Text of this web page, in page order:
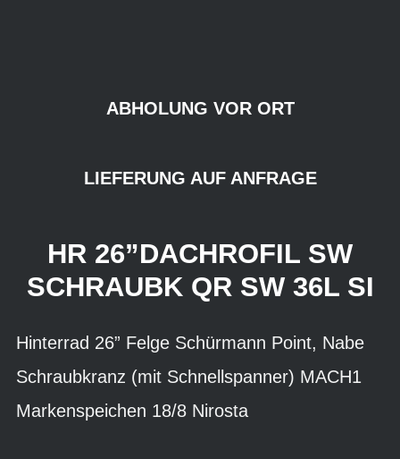
ABHOLUNG VOR ORT
LIEFERUNG AUF ANFRAGE
HR 26”DACHROFIL SW
SCHRAUBK QR SW 36L SI
Hinterrad 26” Felge Schürmann Point, Nabe
Schraubkranz (mit Schnellspanner) MACH1
Markenspeichen 18/8 Nirosta